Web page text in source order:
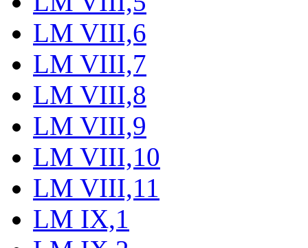
LM VIII,6
LM VIII,7
LM VIII,8
LM VIII,9
LM VIII,10
LM VIII,11
LM IX,1